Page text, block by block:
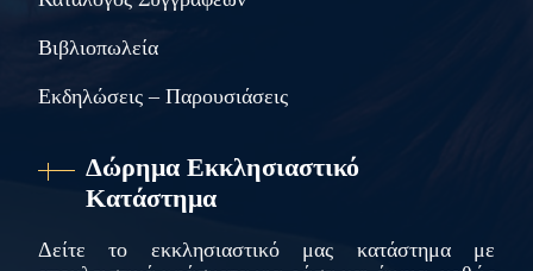
Βιβλιοπωλεία
Εκδηλώσεις – Παρουσιάσεις
Δώρημα Εκκλησιαστικό
Κατάστημα
Δείτε το εκκλησιαστικό μας κατάστημα με